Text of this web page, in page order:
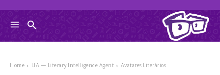
Home LIA — Literary Intelligence Agent Avatares Literários